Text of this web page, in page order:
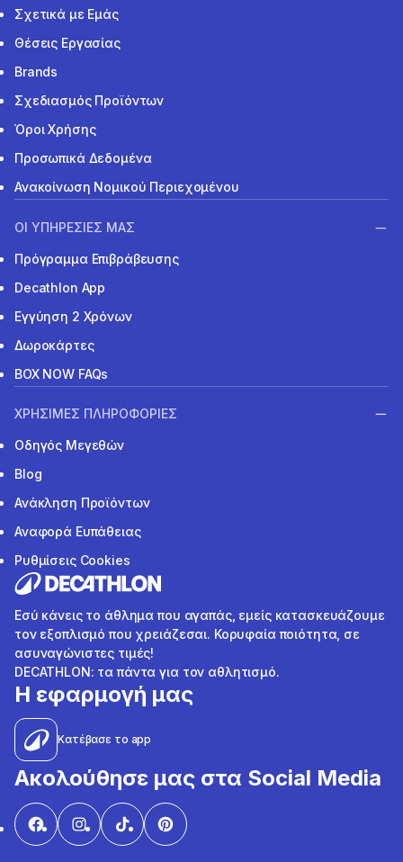
Σχετικά με Εμάς
Θέσεις Εργασίας
Brands
Σχεδιασμός Προϊόντων
Όροι Χρήσης
Προσωπικά Δεδομένα
Ανακοίνωση Νομικού Περιεχομένου
ΟΙ ΥΠΗΡΕΣΙΕΣ ΜΑΣ
Πρόγραμμα Επιβράβευσης
Decathlon App
Εγγύηση 2 Χρόνων
Δωροκάρτες
BOX NOW FAQs
ΧΡΗΣΙΜΕΣ ΠΛΗΡΟΦΟΡΙΕΣ
Οδηγός Μεγεθών
Blog
Ανάκληση Προϊόντων
Αναφορά Ευπάθειας
Ρυθμίσεις Cookies
Εσύ κάνεις το άθλημα που αγαπάς, εμείς κατασκευάζουμε
τον εξοπλισμό που χρειάζεσαι. Κορυφαία ποιότητα, σε
ασυναγώνιστες τιμές!
DECATHLON: τα πάντα για τον αθλητισμό.
Η εφαρμογή μας
Κατέβασε το app
Ακολούθησε μας στα Social Media